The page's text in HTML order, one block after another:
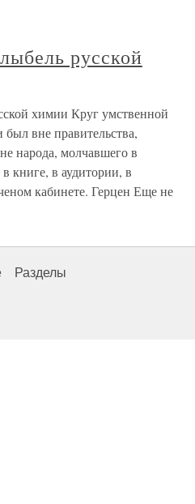
русской
химии Круг умственной
был вне правительства,
народа, молчавшего в
книге, в аудитории, в
кабинете. Герцен Еще не
Разделы